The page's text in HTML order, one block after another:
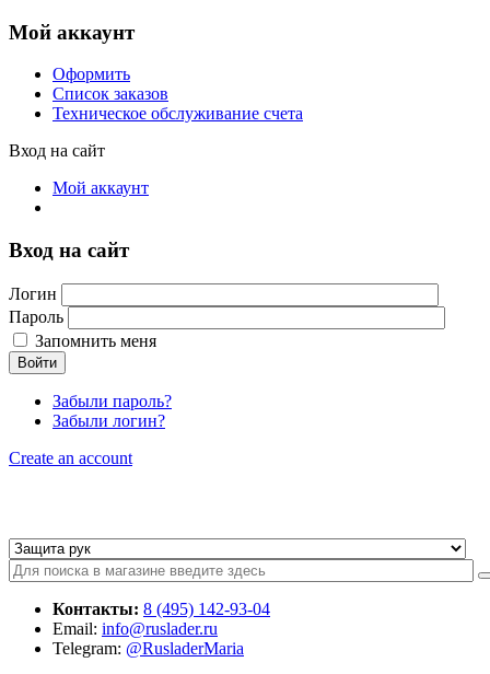
Мой аккаунт
Оформить
Список заказов
Техническое обслуживание счета
Вход на сайт
Мой аккаунт
Вход на сайт
Логин
Пароль
Запомнить меня
Войти
Забыли пароль?
Забыли логин?
Create an account
Контакты: 8 (495) 142-93-04
Email: info@ruslader.ru
Telegram: @RusladerMaria